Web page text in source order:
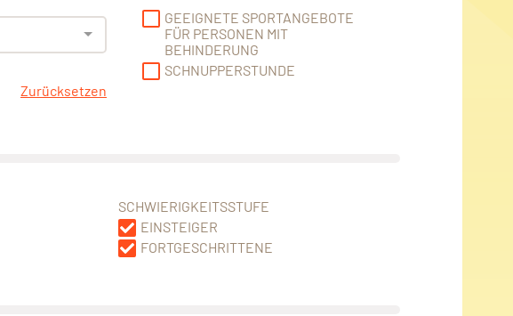
Zurücksetzen
GEEIGNETE SPORTANGEBOTE
FÜR PERSONEN MIT
BEHINDERUNG
SCHNUPPERSTUNDE
SCHWIERIGKEITSSTUFE
EINSTEIGER
FORTGESCHRITTENE